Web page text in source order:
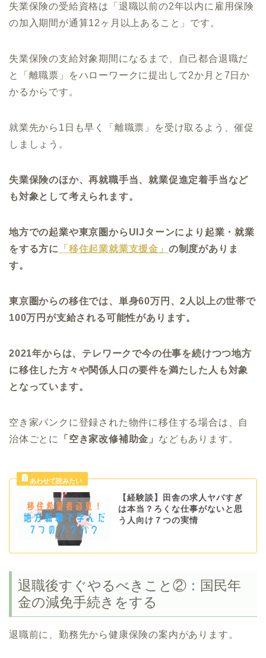
失業保険の受給資格は「退職以前の2年以内に雇用保険
の加入期間が通算12ヶ月以上あること」です。
失業保険の支給対象期間になるまで、自己都合退職だ
と「離職票」をハローワークに提出して2か月と7日か
かるからです。
就業先から1日も早く「離職票」を受け取るよう、催促
しましょう。
失業保険のほか、再就職手当、就業促進定着手当など
も対象として考えられます。
地方での起業や東京圏からUIJターンにより起業・就業
をする方に
「移住起業就業支援金」 の制度がありま
す。
東京圏からの移住では、単身60万円、2人以上の世帯で
100万円が支給される可能性があります。
2021年からは、テレワークで今の仕事を続けつつ地方
に移住した方々や関係人口の要件を満たした人も対象
となっています。
空き家バンクに登録された物件に移住する場合は、自
治体ごとに
「空き家改修補助金」 などもあります。
【経験談】田舎の求人ヤバすぎ
は本当？ろくな仕事がないと思
う人向け７つの実情
退職後すぐやるべきこと②：国民年
金の減免手続きをする
退職前に、勤務先から健康保険の案内があります。